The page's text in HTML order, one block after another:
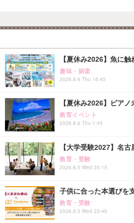
【夏休み2026】魚に
趣味・娯楽
2026.8.6 Thu 16:45
【夏休み2026】ピア
教育イベント
2026.8.6 Thu 1:45
【大学受験2027】名
教育・受験
2026.8.5 Wed 20:15
子供に合った本選びを
教育・受験
2026.8.5 Wed 23:45